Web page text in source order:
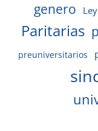
genero
Paritarias
preuniversitarios